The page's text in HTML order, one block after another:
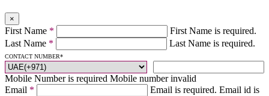
×
First Name *
First Name is required.
Last Name * Last Name is required.
CONTACT NUMBER*
Mobile Number is required Mobile number invalid
Email * Email is required. Email id is